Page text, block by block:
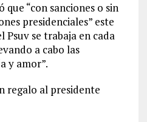
“con sanciones o sin
presidenciales” este
Psuv se trabaja en cada
a cabo las
y amor”.
regalo al presidente